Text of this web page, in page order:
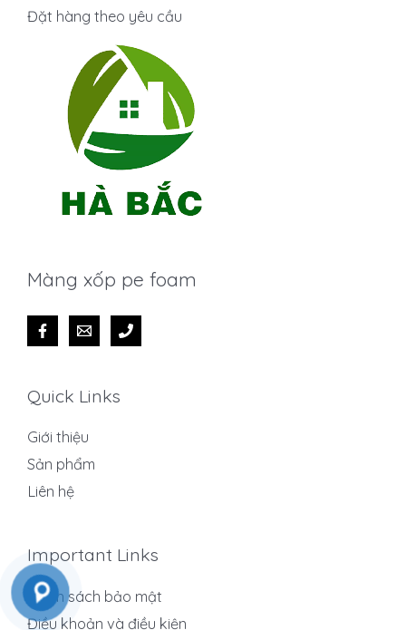
Đặt hàng theo yêu cầu
Màng xốp pe foam
Quick Links
Giới thiệu
Sản phẩm
Liên hệ
Important Links
Chính sách bảo mật
Điều khoản và điều kiện